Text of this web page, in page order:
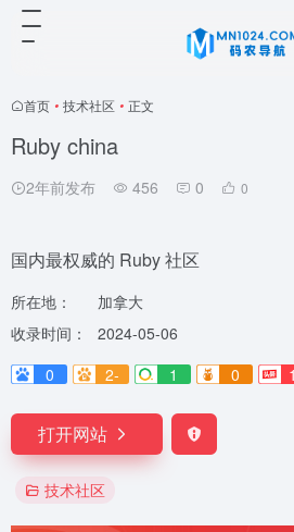
首页 • 技术社区 • 正文
Ruby china
2年前发布 456 0 0
国内最权威的 Ruby 社区
所在地：
加拿大
收录时间：
2024-05-06
0
2- 1 0
打开网站
技术社区